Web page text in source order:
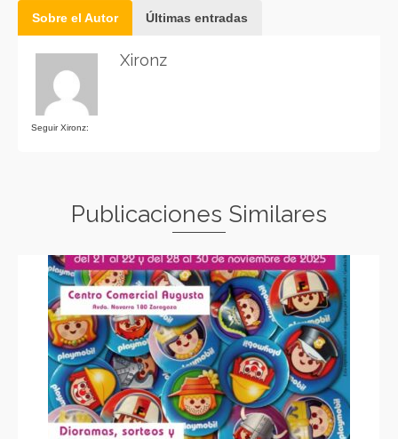
Sobre el Autor Últimas entradas
Seguir Xironz:
Xironz
Publicaciones Similares